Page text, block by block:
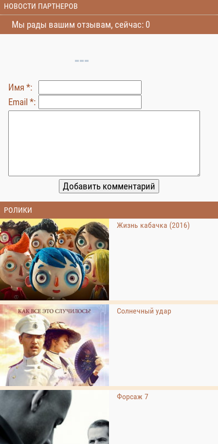
НОВОСТИ ПАРТНЕРОВ
Мы рады вашим отзывам, сейчас: 0
Имя *:
Email *:
РОЛИКИ
Жизнь кабачка (2016)
Солнечный удар
Форсаж 7